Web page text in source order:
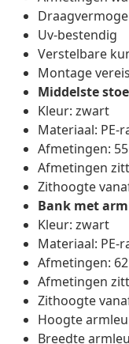
Uv-bestendig
Verstelbare
Montage
Middelste
Kleur: zwart
Materiaal: PE-
Afmetingen: 55
Afmetingen
Zithoogte
Bank met
Kleur: zwart
Materiaal: PE-
Afmetingen: 62
Afmetingen
Zithoogte
Hoogte
Breedte